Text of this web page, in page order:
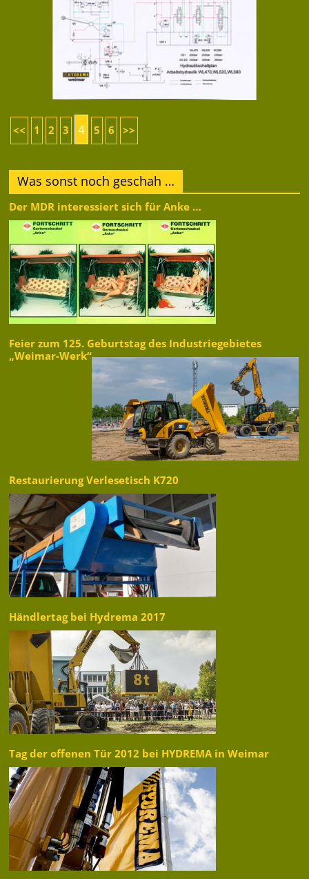
<< 1 2 3 4 5 6 >>
Was sonst noch geschah …
Der MDR interessiert sich für Anke …
Feier zum 125. Geburtstag des Industriegebietes
„Weimar-Werk“
Restaurierung Verlesetisch K720
Händlertag bei Hydrema 2017
Tag der offenen Tür 2012 bei HYDREMA in Weimar